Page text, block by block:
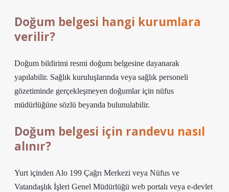
Doğum belgesi hangi kurumlara
verilir?
Doğum bildirimi resmi doğum belgesine dayanarak
yapılabilir. Sağlık kuruluşlarında veya sağlık personeli
gözetiminde gerçekleşmeyen doğumlar için nüfus
müdürlüğüne sözlü beyanda bulunulabilir.
Doğum belgesi için randevu nasıl
alınır?
Yurt içinden Alo 199 Çağrı Merkezi veya Nüfus ve
Vatandaşlık İşleri Genel Müdürlüğü web portalı veya e-devlet